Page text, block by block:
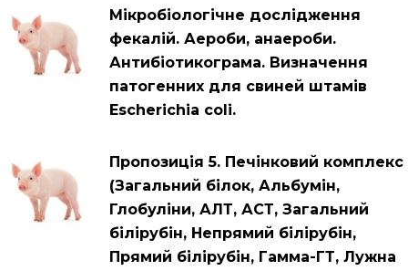
Мікробіологічне дослідження
фекалій. Аероби, анаероби.
Антибіотикограма. Визначення
патогенних для свиней штамів
Escherichia coli.
Пропозиція 5. Печінковий комплекс
(Загальний білок, Альбумін,
Глобуліни, АЛТ, АСТ, Загальний
білірубін, Непрямий білірубін,
Прямий білірубін, Гамма-ГТ, Лужна